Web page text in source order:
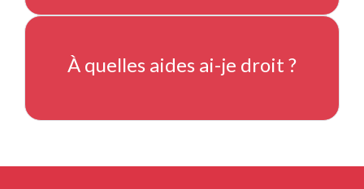
À quelles aides ai-je droit ?